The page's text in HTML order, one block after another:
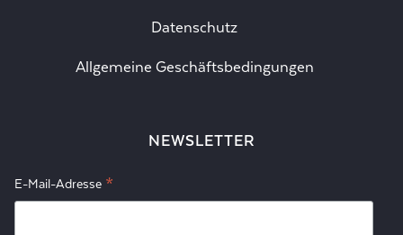
Datenschutz
Allgemeine Geschäftsbedingungen
NEWSLETTER
E-Mail-Adresse *